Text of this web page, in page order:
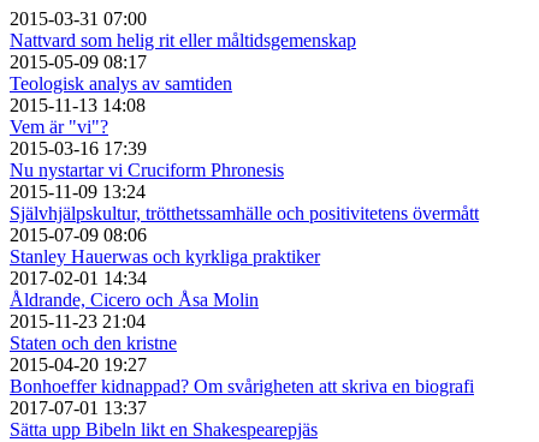
2015-03-31 07:00
Nattvard som helig rit eller måltidsgemenskap
2015-05-09 08:17
Teologisk analys av samtiden
2015-11-13 14:08
Vem är "vi"?
2015-03-16 17:39
Nu nystartar vi Cruciform Phronesis
2015-11-09 13:24
Självhjälpskultur, trötthetssamhälle och positivitetens övermått
2015-07-09 08:06
Stanley Hauerwas och kyrkliga praktiker
2017-02-01 14:34
Åldrande, Cicero och Åsa Molin
2015-11-23 21:04
Staten och den kristne
2015-04-20 19:27
Bonhoeffer kidnappad? Om svårigheten att skriva en biografi
2017-07-01 13:37
Sätta upp Bibeln likt en Shakespearepjäs